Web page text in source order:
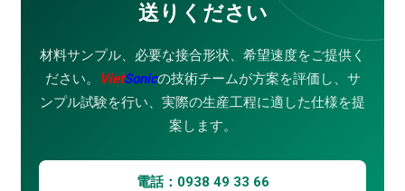
送りください
材料サンプル、必要な接合形状、希望速度をご提供く
ださい。
VietSonicの技術チームが方案を評価し、サ
ンプル試験を行い、実際の生産工程に適した仕様を提
案します。
電話：0938 49 33 66